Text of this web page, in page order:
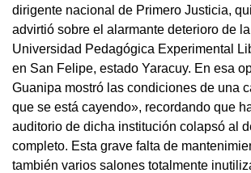
dirigente nacional de Primero Justicia,
advirtió sobre el alarmante deterioro de
Universidad Pedagógica Experimental
en San Felipe, estado Yaracuy. En esa
Guanipa mostró las condiciones de una
que se está cayendo», recordando que
auditorio de dicha institución colapsó al
completo. Esta grave falta de
también varios salones totalmente